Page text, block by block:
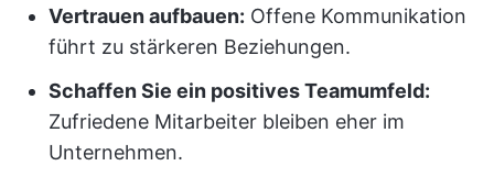
Vertrauen aufbauen: Offene Kommunikation
führt zu stärkeren Beziehungen.
Schaffen Sie ein positives Teamumfeld:
Zufriedene Mitarbeiter bleiben eher im
Unternehmen.